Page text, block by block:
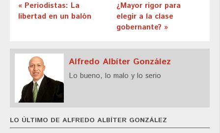
« Periodistas: La
libertad en un balón
¿Mayor rigor para
elegir a la clase
gobernante? »
Alfredo Albíter González
Lo bueno, lo malo y lo serio
LO ÚLTIMO DE ALFREDO ALBÍTER GONZÁLEZ